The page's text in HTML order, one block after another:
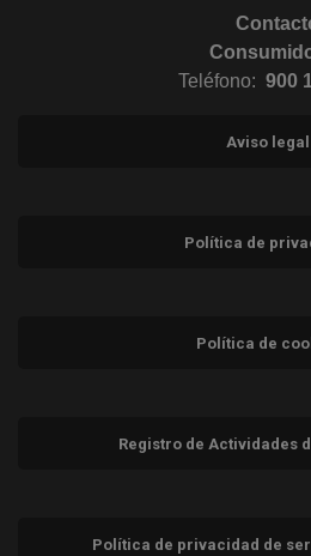
Teléfono: 900
Aviso legal
Política de
Política de
Registro de Actividades
Política de privacidad de